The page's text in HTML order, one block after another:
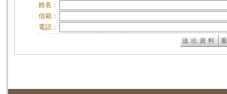
姓名：
信箱：
電話：